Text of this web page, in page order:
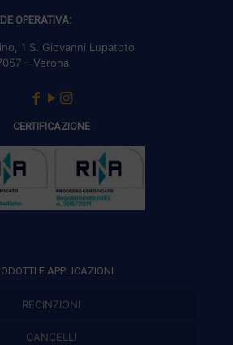
OPERATIVA:
1 S. Giovanni Lupatoto
– Verona
CERTIFICAZIONE
E APPLICAZIONI
RECINZIONI
Recinzioni modulari
CANCELLI